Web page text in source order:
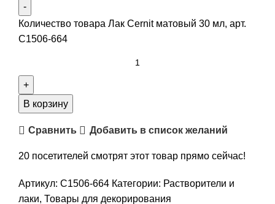
Количество товара Лак Cernit матовый 30 мл, арт.
С1506-664
В корзину
Сравнить Добавить в список желаний
20 посетителей смотрят этот товар прямо сейчас!
Артикул: С1506-664 Категории: Растворители и
лаки, Товары для декорирования